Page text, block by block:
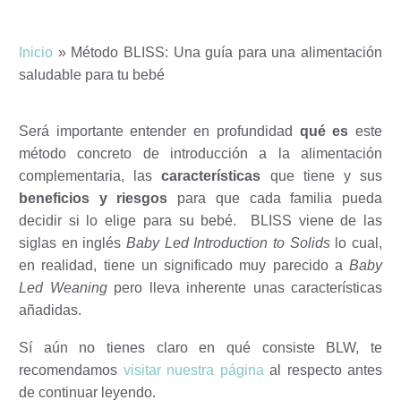
Inicio » Método BLISS: Una guía para una alimentación
saludable para tu bebé
Será importante entender en profundidad qué es este
método concreto de introducción a la alimentación
complementaria, lascaracterísticas que tiene y sus
beneficios y riesgos para que cada familia pueda
decidir si lo elige para su bebé.
BLISS viene de las
siglas en inglés Baby Led Introduction to Solidslo cual,
en realidad, tiene un significado muy parecido a Baby
Led Weaningpero lleva inherente unas características
añadidas.
Sí aún no tienes claro en qué consiste BLW, te
recomendamos visitar nuestra página al respecto antes
de continuar leyendo.